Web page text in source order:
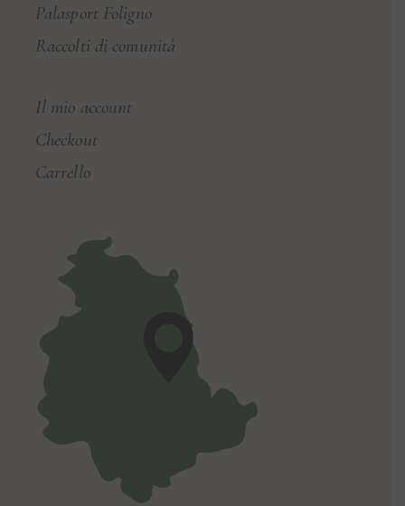
Palasport Foligno
Raccolti di comunità
Il mio account
Checkout
Carrello